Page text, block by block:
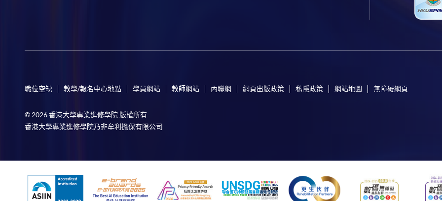
職位空缺 教學/報名中心地點 學員網站 教師網站 內聯網 網頁出版政策 私隱政策 網站地圖 無障礙網頁
© 2026 香港大學專業進修學院 版權所有
香港大學專業進修學院乃非牟利擔保有限公司